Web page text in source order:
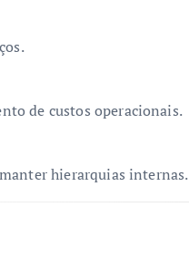
de custos operacionais.
hierarquias internas.